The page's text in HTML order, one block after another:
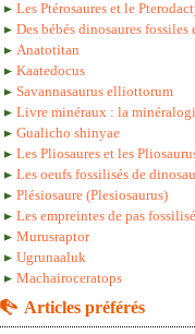
Les Ptérosaures et le
Des bébés dinosaures
Anatotitan
Kaatedocus
Savannasaurus elliottorum
Livre minéraux : la
Gualicho shinyae
Les Pliosaures et les
Les oeufs fossilisés de
Plésiosaure (Plesiosaurus)
Les empreintes de pas
Murusraptor
Ugrunaaluk
Machairoceratops
Articles préférés